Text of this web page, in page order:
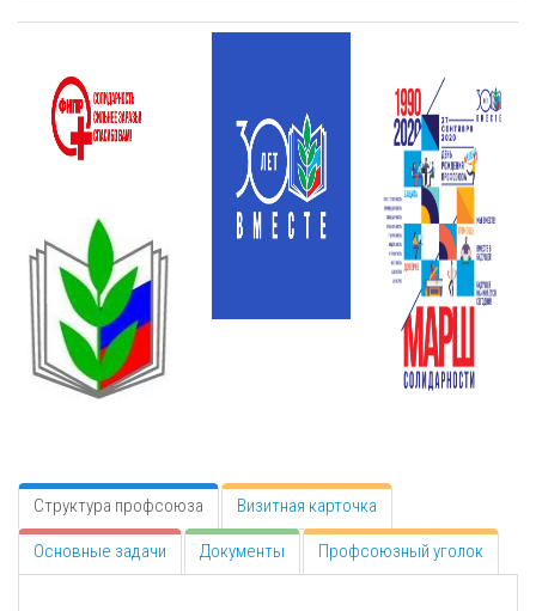
Структура профсоюза Визитная карточка
Основные задачи Документы Профсоюзный уголок